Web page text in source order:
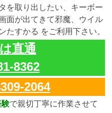
を取り出したい、キーボー
面が出てきて邪魔、ウイル
たすかる をご利用下さい。
直通
8362
2064
験で親切丁寧に作業させて